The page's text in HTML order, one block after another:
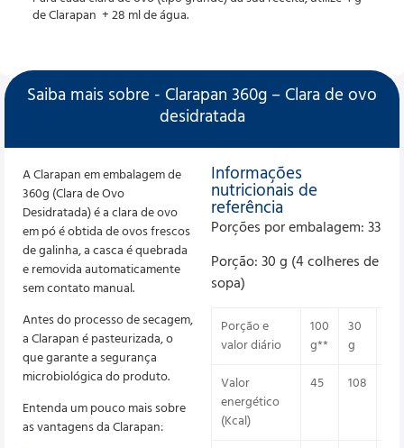
de Clarapan + 28 ml de água.
Saiba mais sobre - Clarapan 360g – Clara de ovo
desidratada
A Clarapan em embalagem de
360g (Clara de Ovo
Desidratada) é a clara de ovo
em pó é obtida de ovos frescos
de galinha, a casca é quebrada
e removida automaticamente
sem contato manual.
Antes do processo de secagem,
a Clarapan é pasteurizada, o
que garante a segurança
microbiológica do produto.
Entenda um pouco mais sobre
as vantagens da Clarapan:
Informações
nutricionais de
referência
Porções por embalagem: 33
Porção: 30 g (4 colheres de
sopa)
Porção e
valor diário
100
g**
30
g
Valor
energético
(Kcal)
45 108